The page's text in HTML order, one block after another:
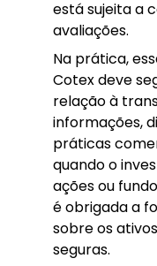
está sujeita a
avaliações.
Na prática,
Cotex deve
relação à
informações,
práticas
quando o
ações ou
é obrigada a
sobre os
seguras.